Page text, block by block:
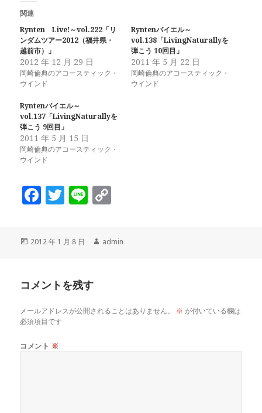
関連
Rynten Live!～vol.222「リ
ンダムツアー2012（福井県・
越前市）」
2012 年 12 月 29 日
岡崎倫典のアコースティック・
ウインド
Ryntenバイエル～
vol.138「LivingNaturallyを
弾こう 10回目」
2011 年 5 月 22 日
岡崎倫典のアコースティック・
ウインド
Ryntenバイエル～
vol.137「LivingNaturallyを
弾こう 9回目」
2011 年 5 月 15 日
岡崎倫典のアコースティック・
ウインド
F
c
e
o
o
k
T
it
te
Li
e p
y
k
投
2012 年 1 月 8 日
作
admin
コメントを残す
メールアドレスが公開されることはありません。 ※ が付いている欄は
必須項目です
コメント ※